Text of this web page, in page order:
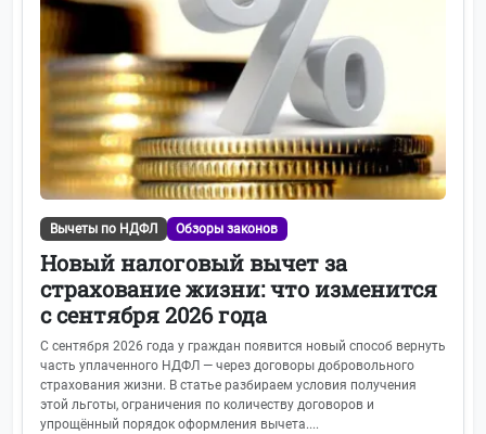
Вычеты по НДФЛ Обзоры законов
Новый налоговый вычет за
страхование жизни: что изменится
с сентября 2026 года
С сентября 2026 года у граждан появится новый способ вернуть
часть уплаченного НДФЛ — через договоры добровольного
страхования жизни. В статье разбираем условия получения
этой льготы, ограничения по количеству договоров и
упрощённый порядок оформления вычета....